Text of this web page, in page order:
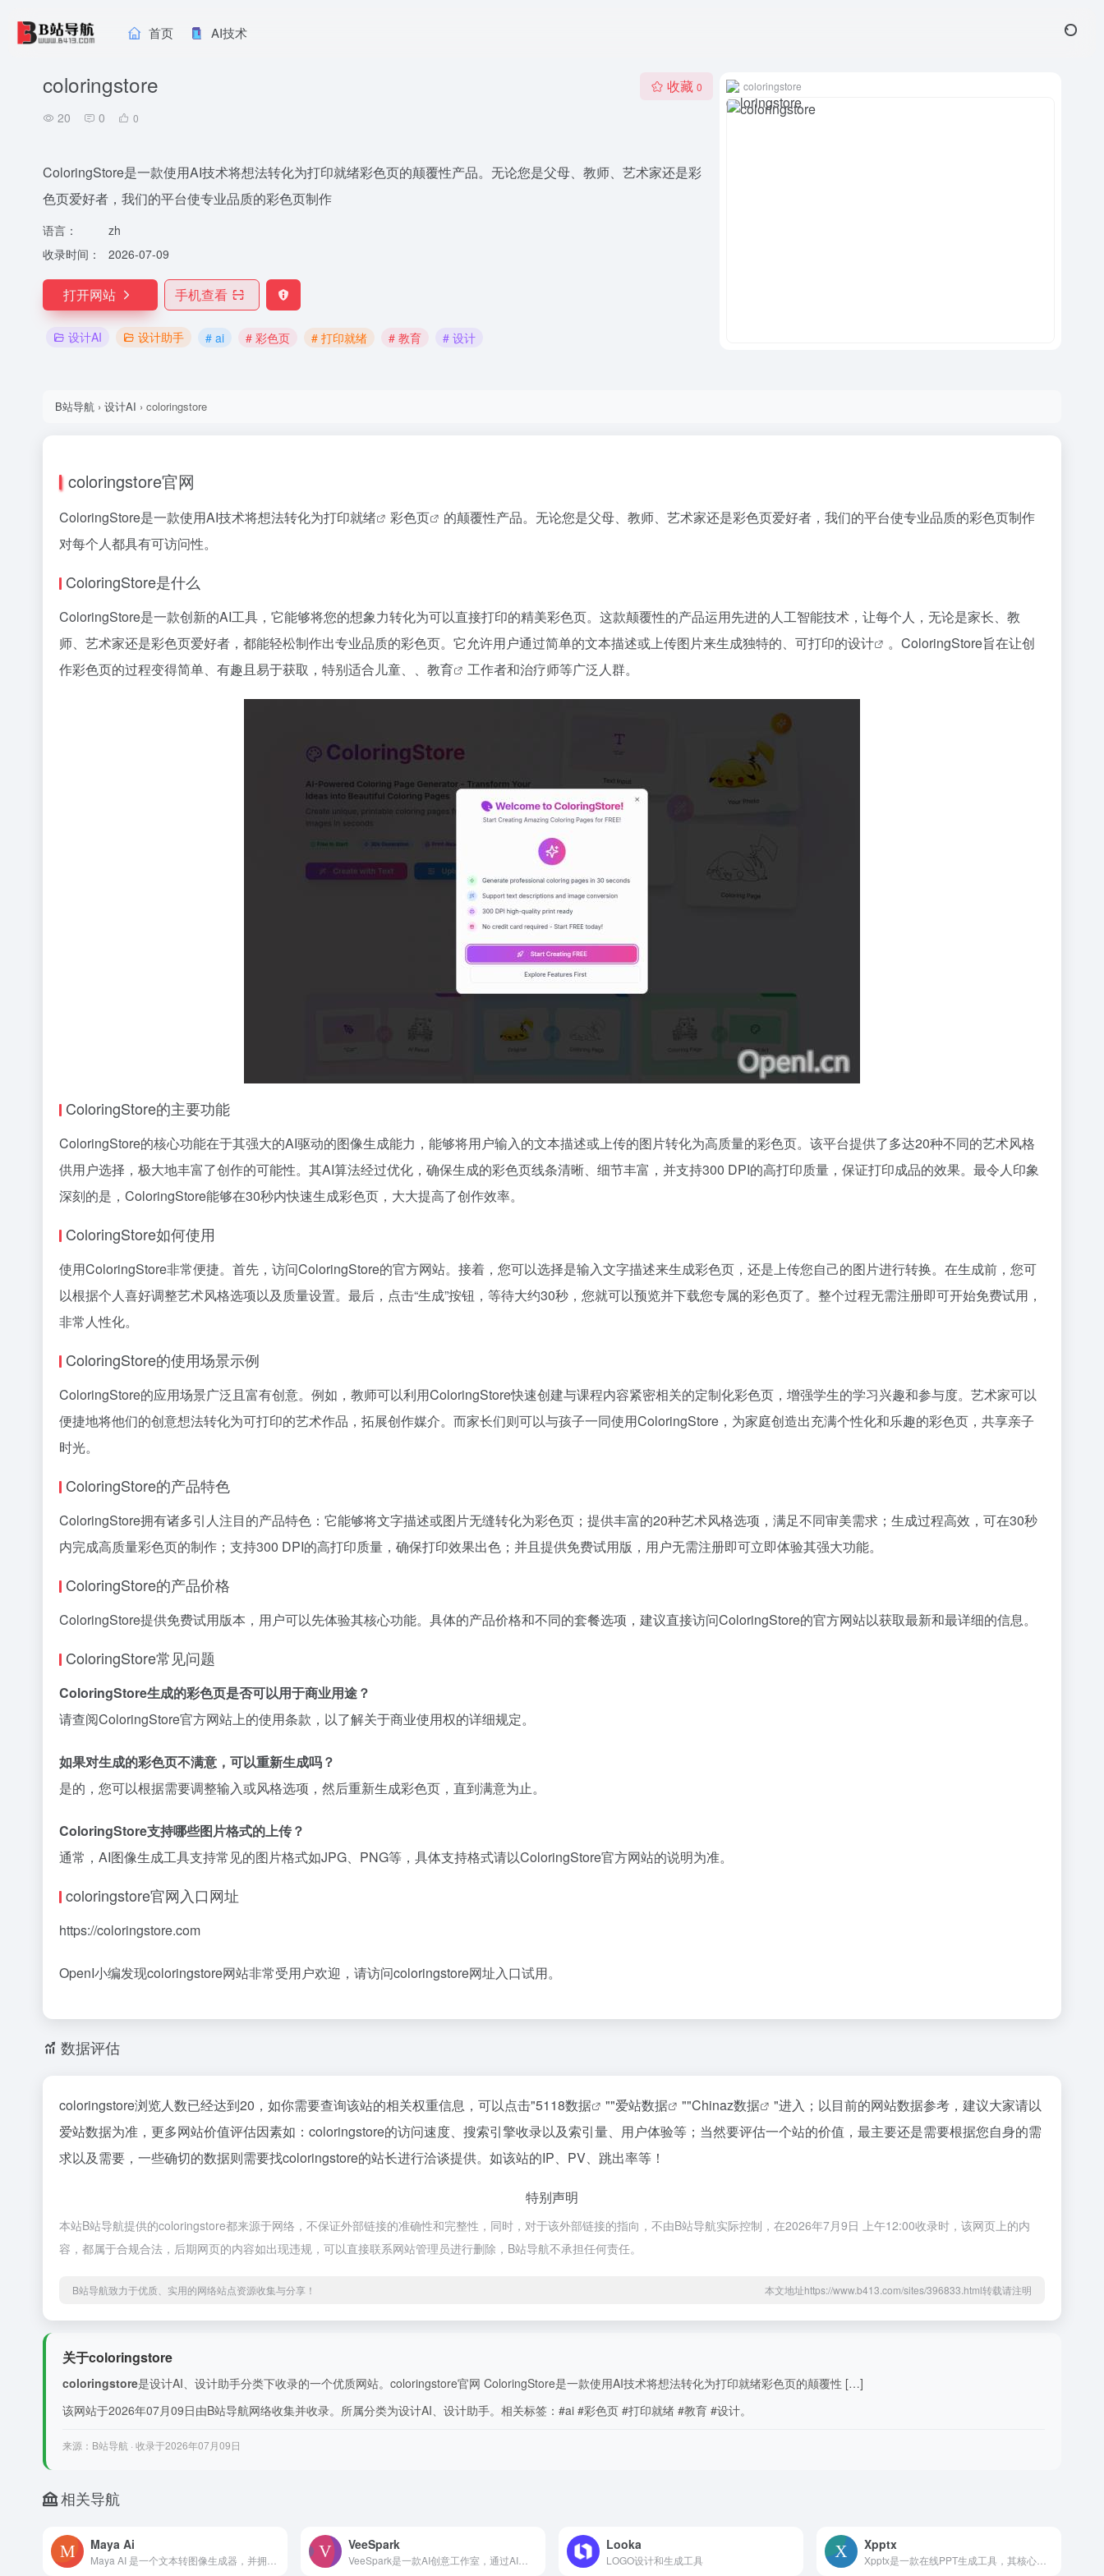
首页 AI技术
coloringstore
20 0 0
收藏 0
ColoringStore是一款使用AI技术将想法转化为打印就绪彩色页的颠覆性产品。无论您是父母、教师、艺术家还是彩
色页爱好者，我们的平台使专业品质的彩色页制作
语言：
zh
收录时间：
2026-07-09
打开网站 手机查看
设计AI 设计助手 # ai # 彩色页 # 打印就绪 # 教育 # 设计
coloringstore
B站导航 › 设计AI › coloringstore
coloringstore官网
ColoringStore是一款使用AI技术将想法转化为打印就绪 彩色页
的颠覆性产品。无论您是父母、教师、艺术家还是彩色页爱好者，我们的平台使专业品质的彩色页制作
对每个人都具有可访问性。
ColoringStore是什么
ColoringStore是一款创新的AI工具，它能够将您的想象力转化为可以直接打印的精美彩色页。这款颠覆性的产品运用先进的人工智能技术，让每个人，无论是家长、教
师、艺术家还是彩色页爱好者，都能轻松制作出专业品质的彩色页。它允许用户通过简单的文本描述或上传图片来生成独特的、可打印的设计
。ColoringStore旨在让创
作彩色页的过程变得简单、有趣且易于获取，特别适合儿童、、 教育 工作者和治疗师等广泛人群。
ColoringStore的主要功能
ColoringStore的核心功能在于其强大的AI驱动的图像生成能力，能够将用户输入的文本描述或上传的图片转化为高质量的彩色页。该平台提供了多达20种不同的艺术风格
供用户选择，极大地丰富了创作的可能性。其AI算法经过优化，确保生成的彩色页线条清晰、细节丰富，并支持300 DPI的高打印质量，保证打印成品的效果。最令人印象
深刻的是，ColoringStore能够在30秒内快速生成彩色页，大大提高了创作效率。
ColoringStore如何使用
使用ColoringStore非常便捷。首先，访问ColoringStore的官方网站。接着，您可以选择是输入文字描述来生成彩色页，还是上传您自己的图片进行转换。在生成前，您可
以根据个人喜好调整艺术风格选项以及质量设置。最后，点击“生成”按钮，等待大约30秒，您就可以预览并下载您专属的彩色页了。整个过程无需注册即可开始免费试用，
非常人性化。
ColoringStore的使用场景示例
ColoringStore的应用场景广泛且富有创意。例如，教师可以利用ColoringStore快速创建与课程内容紧密相关的定制化彩色页，增强学生的学习兴趣和参与度。艺术家可以
便捷地将他们的创意想法转化为可打印的艺术作品，拓展创作媒介。而家长们则可以与孩子一同使用ColoringStore，为家庭创造出充满个性化和乐趣的彩色页，共享亲子
时光。
ColoringStore的产品特色
ColoringStore拥有诸多引人注目的产品特色：它能够将文字描述或图片无缝转化为彩色页；提供丰富的20种艺术风格选项，满足不同审美需求；生成过程高效，可在30秒
内完成高质量彩色页的制作；支持300 DPI的高打印质量，确保打印效果出色；并且提供免费试用版，用户无需注册即可立即体验其强大功能。
ColoringStore的产品价格
ColoringStore提供免费试用版本，用户可以先体验其核心功能。具体的产品价格和不同的套餐选项，建议直接访问ColoringStore的官方网站以获取最新和最详细的信息。
ColoringStore常见问题
ColoringStore生成的彩色页是否可以用于商业用途？
请查阅ColoringStore官方网站上的使用条款，以了解关于商业使用权的详细规定。
如果对生成的彩色页不满意，可以重新生成吗？
是的，您可以根据需要调整输入或风格选项，然后重新生成彩色页，直到满意为止。
ColoringStore支持哪些图片格式的上传？
通常，AI图像生成工具支持常见的图片格式如JPG、PNG等，具体支持格式请以ColoringStore官方网站的说明为准。
coloringstore官网入口网址
https://coloringstore.com
OpenI小编发现coloringstore网站非常受用户欢迎，请访问coloringstore网址入口试用。
数据评估
coloringstore浏览人数已经达到20，如你需要查询该站的相关权重信息，可以点击"5118数据 ""爱站数据 ""Chinaz数据
"进入；以目前的网站数据参考，建议大家请以
爱站数据为准，更多网站价值评估因素如：coloringstore的访问速度、搜索引擎收录以及索引量、用户体验等；当然要评估一个站的价值，最主要还是需要根据您自身的需
求以及需要，一些确切的数据则需要找coloringstore的站长进行洽谈提供。如该站的IP、PV、跳出率等！
特别声明
本站B站导航提供的coloringstore都来源于网络，不保证外部链接的准确性和完整性，同时，对于该外部链接的指向，不由B站导航实际控制，在2026年7月9日 上午12:00收录时，该网页上的内
容，都属于合规合法，后期网页的内容如出现违规，可以直接联系网站管理员进行删除，B站导航不承担任何责任。
B站导航致力于优质、实用的网络站点资源收集与分享！ 本文地址https://www.b413.com/sites/396833.html转载请注明
关于coloringstore
coloringstore是设计AI、设计助手分类下收录的一个优质网站。coloringstore官网 ColoringStore是一款使用AI技术将想法转化为打印就绪彩色页的颠覆性 […]
该网站于2026年07月09日由B站导航网络收集并收录。所属分类为设计AI、设计助手。相关标签：#ai #彩色页 #打印就绪 #教育 #设计。
来源：B站导航 · 收录于2026年07月09日
相关导航
Maya Ai VeeSpark Looka
LOGO设计和生成工具
Xpptx